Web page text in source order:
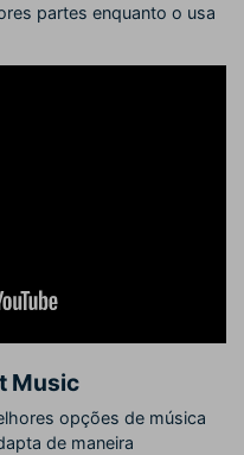
partes enquanto o usa
Music
opções de música
de maneira